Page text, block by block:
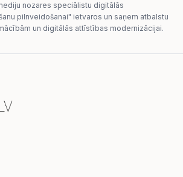
nozares speciālistu digitālās
pilnveidošanai" ietvaros un saņem atbalstu
un digitālās attīstības modernizācijai.